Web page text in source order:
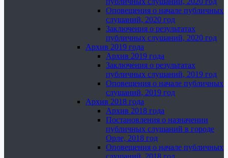
Оповещения о начале публичных
слушаний, 2020 год
Заключения о результатах
публичных слушаний, 2020 год
Архив 2019 года
Архив 2019 года
Заключения о результатах
публичных слушаний, 2019 год
Оповещения о начале публичных
слушаний, 2019 год
Архив 2018 года
Архив 2018 года
Постановления о назначении
публичных слушаний в городе
Орле, 2018 год
Оповещения о начале публичных
слушаний, 2018 год